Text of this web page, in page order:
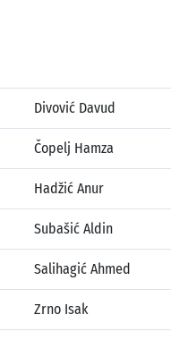
Divović Davud
Čopelj Hamza
Hadžić Anur
Subašić Aldin
Salihagić Ahmed
Zrno Isak